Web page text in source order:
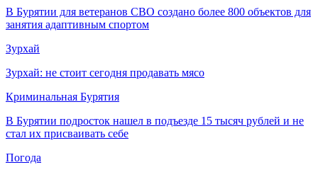
В Бурятии для ветеранов СВО создано более 800 объектов для
занятия адаптивным спортом
Зурхай
Зурхай: не стоит сегодня продавать мясо
Криминальная Бурятия
В Бурятии подросток нашел в подъезде 15 тысяч рублей и не
стал их присваивать себе
Погода